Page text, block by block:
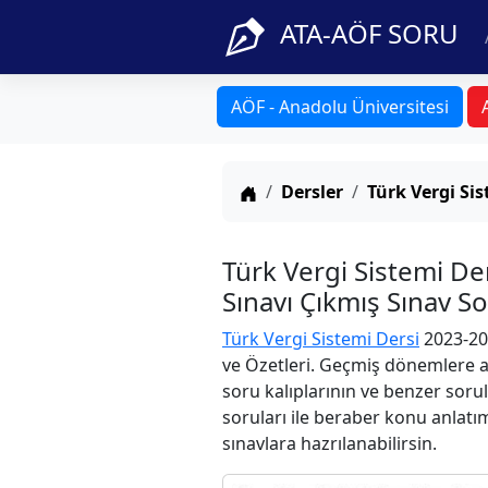
ATA-AÖF SORU
AÖF - Anadolu Üniversitesi
Anasayfa
Dersler Türk Vergi
Türk Vergi Sistemi
Sınavı Çıkmış Sınav
Türk Vergi Sistemi Dersi 2023-
ve Özetleri. Geçmiş dönemlere
soru kalıplarının ve benzer
soruları ile beraber konu
sınavlara hazrılanabilirsin.